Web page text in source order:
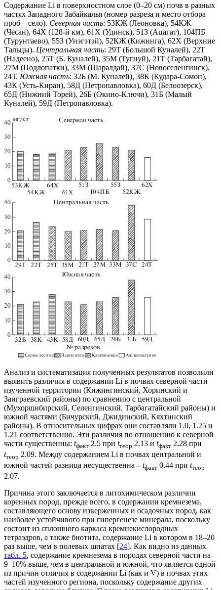
Содержание Li в поверхностном слое (0–20 см) почв в разных
частях Западного Забайкалья (номер разреза и место отбора
проб – село). Северная часть: 53КЖ (Леоновка), 54КЖ
(Чесан), 64Х (128‑й км), 61Х (Удинск), 51З (Ацагат), 104ПБ
(Турунтаево), 55З (Унэгэтэй), 52КЖ (Кижинга), 62Х (Верхние
Тальцы). Центральная часть: 29Т (Большой Куналей), 22Т
(Надеено), 25Т (Б. Куналей), 35М (Тугнуй), 21Т (Тарбагатай),
27М (Подлопатки), 33М (Шаралдай), 37С (Новоселенгинск),
24Т. Южная часть: 32Б (М. Куналей), 38К (Кудара-Сомон),
43К (Усть-Киран), 58Д (Петропавловка), 60Д (Белоозерск),
65Д (Нижний Торей), 26Б (Окино-Ключи), 31Б (Малый
Куналей), 59Д (Петропавловка).
Анализ и систематизация полученных результатов позволили
выявить различия в содержании Li в почвах северной части
изученной территории (Кижингинский, Хоринский и
Заиграевский районы) по сравнению с центральной
(Мухоршибирский, Селенгинский, Тарбагатайский районы) и
южной частями (Бичурский, Джидинский, Кяхтинский
районы). В относительных цифрах они составляли 1.0, 1.25 и
1.21 соответственно. Эти различия по отношению к северной
части существенны: tфакт 2.5 при tтеор 2.13 и tфакт 2.28 при
tтеор 2.09. Между содержанием Li в почвах центральной и
южной частей разница несущественна – tфакт 0.44 при tтеор
2.07.
Причина этого заключается в литохимическом различии
коренных пород, прежде всего, в содержании кремнезема,
составляющего основу изверженных и осадочных пород, как
наиболее устойчивого при гипергенезе минерала, поскольку
состоит из сплошного каркаса кремнекислородных
тетраэдров, а также биотита, содержание Li в котором в 18–20
раз выше, чем в полевых шпатах [24]. Как видно из данных
табл. 5, содержание кремнезема в породах северной части на
9–10% выше, чем в центральной и южной, что является одной
из причин отличия в содержании Li (как и V) в почвах этих
частей изученного региона, поскольку содержание других